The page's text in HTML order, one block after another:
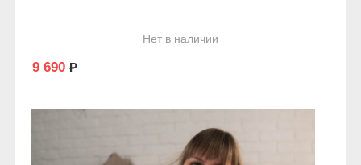
Нет в наличии
9 690 Р